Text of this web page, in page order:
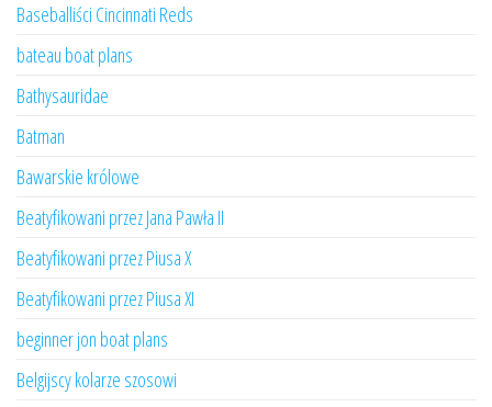
Baseballiści Cincinnati Reds
bateau boat plans
Bathysauridae
Batman
Bawarskie królowe
Beatyfikowani przez Jana Pawła II
Beatyfikowani przez Piusa X
Beatyfikowani przez Piusa XI
beginner jon boat plans
Belgijscy kolarze szosowi